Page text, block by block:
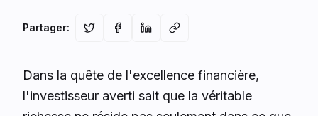
Partager:
Dans la quête de l'excellence financière,
l'investisseur averti sait que la véritable